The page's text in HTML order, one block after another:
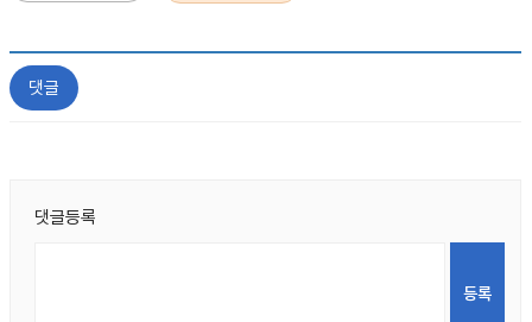
댓글
댓글등록